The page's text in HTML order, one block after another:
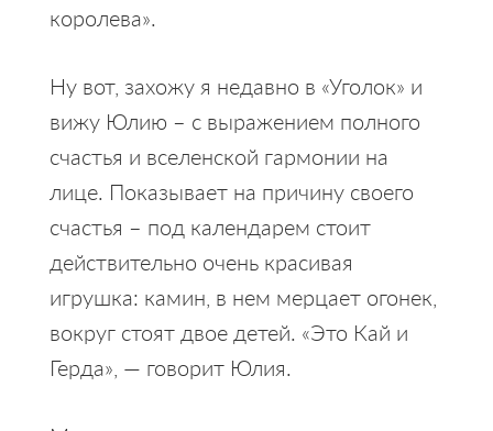
королева».
Ну вот, захожу я недавно в «Уголок» и
вижу Юлию – с выражением полного
счастья и вселенской гармонии на
лице. Показывает на причину своего
счастья – под календарем стоит
действительно очень красивая
игрушка: камин, в нем мерцает огонек,
вокруг стоят двое детей. «Это Кай и
Герда», — говорит Юлия.